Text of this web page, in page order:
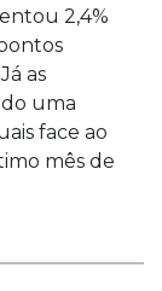
2,4%
as
uma
face ao
mês de